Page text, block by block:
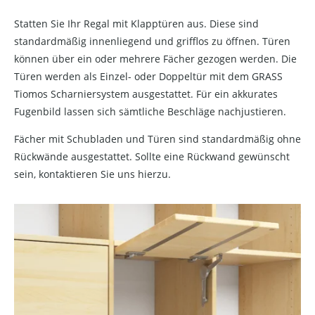
Statten Sie Ihr Regal mit Klapptüren aus. Diese sind
standardmäßig innenliegend und grifflos zu öffnen. Türen
können über ein oder mehrere Fächer gezogen werden. Die
Türen werden als Einzel- oder Doppeltür mit dem GRASS
Tiomos Scharniersystem ausgestattet. Für ein akkurates
Fugenbild lassen sich sämtliche Beschläge nachjustieren.
Fächer mit Schubladen und Türen sind standardmäßig ohne
Rückwände ausgestattet. Sollte eine Rückwand gewünscht
sein, kontaktieren Sie uns hierzu.